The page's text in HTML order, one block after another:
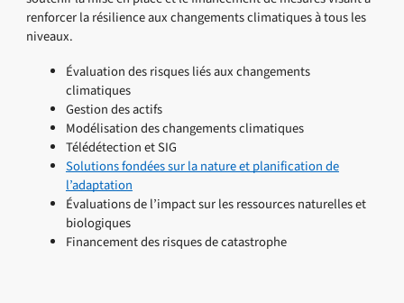
renforcer la résilience aux changements climatiques à tous les
niveaux.
Évaluation des risques liés aux changements
climatiques
Gestion des actifs
Modélisation des changements climatiques
Télédétection et SIG
Solutions fondées sur la nature et planification de
l’adaptation
Évaluations de l’impact sur les ressources naturelles et
biologiques
Financement des risques de catastrophe